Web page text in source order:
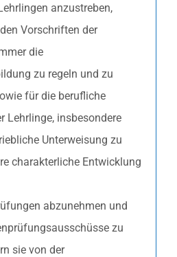
anzustreben,
Vorschriften der
die
zu regeln und zu
für die berufliche
Lehrlinge, insbesondere
Unterweisung zu
charakterliche Entwicklung
abzunehmen und
zu
sie von der